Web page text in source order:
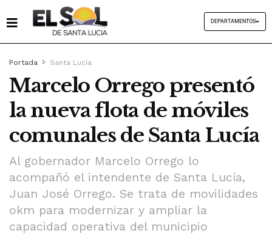
DEPARTAMENTOS
Portada Santa Lucía
Marcelo Orrego presentó
la nueva flota de móviles
comunales de Santa Lucía
Al gobernador Marcelo Orrego lo
acompañó el intendente de Santa Lucía,
Juan José Orrego. Se trata de movilidades
okm para modernizar y ampliar la
capacidad operativa del municipio